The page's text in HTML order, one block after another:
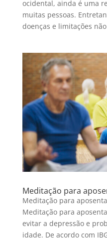
ocidental, ainda é uma
muitas pessoas.
doenças e limitações
Meditação para
Meditação para
Meditação para
evitar a depressão e
idade. De acordo com